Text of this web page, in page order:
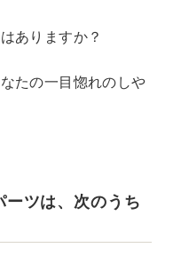
ありますか？
たの一目惚れのしや
ツは、次のうち